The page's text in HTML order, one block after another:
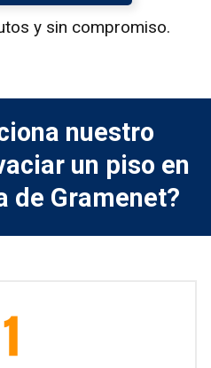
y sin compromiso.
nuestro
un piso en
de Gramenet?